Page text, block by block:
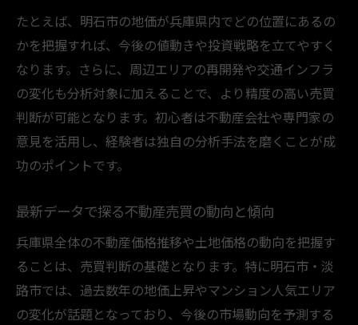
たとえば、明石市の地価が兵庫県内でどの位置にあるの
かを把握すれば、今後の値動きや投資戦略を立てやすく
なります。さらに、周辺エリアの再開発や交通インフラ
の変化も分析対象に加えることで、より精度の高い売買
判断が可能となります。初心者は不動産会社や専門家の
意見を活用し、経験者は独自の分析手法を磨くことが成
功のポイントです。
最新データで探る不動産売買の動向と傾向
兵庫県全体の不動産価格推移や土地価格の動向を把握す
ることは、売買判断の基礎となります。特に明石市・淡
路市では、過去数年の地価上昇やマンション人気エリア
の変化が話題となっており、今後の市場動向を予測する